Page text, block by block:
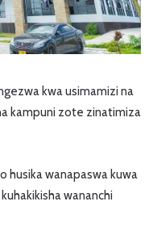
kwa usimamizi na
kampuni zote zinatimiza
husika wanapaswa kuwa
wananchi